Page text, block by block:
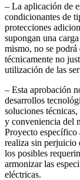
– La aplicación de
condicionantes de
protecciones
supongan una
mismo, no se
técnicamente no
utilización de las
– Esta aprobación
desarrollos
soluciones
y conveniencia del
Proyecto específico
realiza sin perjuicio
los posibles
armonizar las
eléctricas.